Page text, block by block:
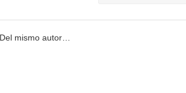
Del mismo autor…